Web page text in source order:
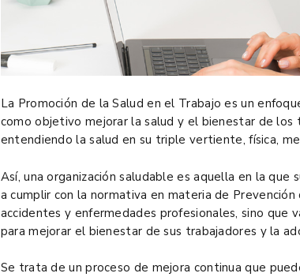
La Promoción de la Salud en el Trabajo es un
como objetivo mejorar la salud y el bienestar de los
entendiendo la salud en su triple vertiente, física,
Así, una organización saludable es aquella en la
a cumplir con la normativa en materia de
accidentes y enfermedades profesionales, sino que
para mejorar el bienestar de sus trabajadores y la
Se trata de un proceso de mejora continua que